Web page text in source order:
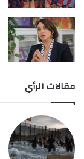
مقالات الرأي